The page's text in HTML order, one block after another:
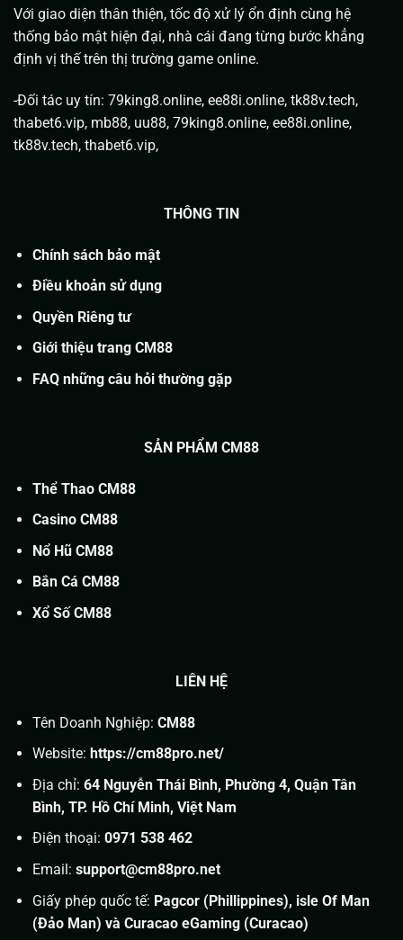
Với giao diện thân thiện, tốc độ xử lý ổn định cùng hệ
thống bảo mật hiện đại, nhà cái đang từng bước khẳng
định vị thế trên thị trường game online.
-Đối tác uy tín: 79king8.online, ee88i.online, tk88v.tech,
thabet6.vip, mb88, uu88, 79king8.online, ee88i.online,
tk88v.tech, thabet6.vip,
THÔNG TIN
Chính sách bảo mật
Điều khoản sử dụng
Quyền Riêng tư
Giới thiệu trang CM88
FAQ những câu hỏi thường gặp
SẢN PHẨM CM88
Thể Thao CM88
Casino CM88
Nổ Hũ CM88
Bắn Cá CM88
Xổ Số CM88
LIÊN HỆ
Tên Doanh Nghiệp: CM88
Website: https://cm88pro.net/
Địa chỉ: 64 Nguyễn Thái Bình, Phường 4, Quận Tân
Bình, TP. Hồ Chí Minh, Việt Nam
Điện thoại: 0971 538 462
Email: support@cm88pro.net
Giấy phép quốc tế: Pagcor (Phillippines), isle Of Man
(Đảo Man) và Curacao eGaming (Curacao)